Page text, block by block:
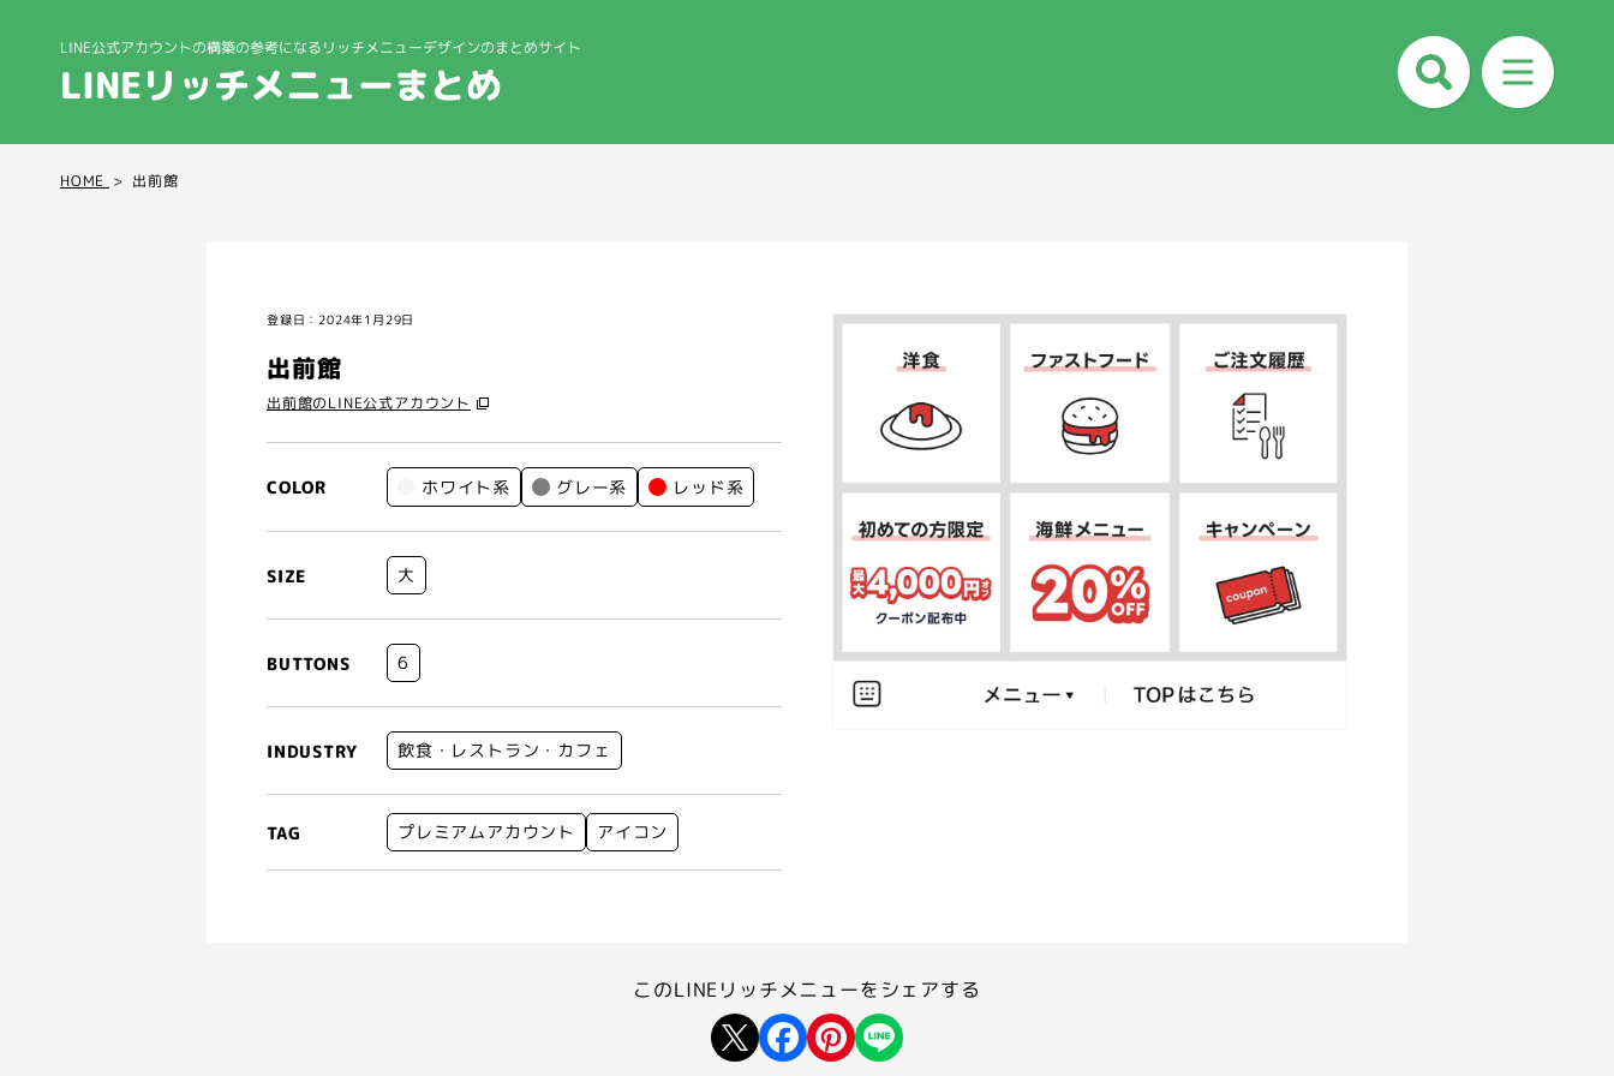
LINE公式アカウントの構築の参考になるリッチメニューデザインのまとめサイト
LINEリッチメニューまとめ
HOME 出前館
登録日：2024年1月29日
出前館
出前館のLINE公式アカウント
COLOR ホワイト系 グレー系 レッド系
SIZE 大
BUTTONS 6
INDUSTRY 飲食・レストラン・カフェ
TAG プレミアムアカウント アイコン
このLINEリッチメニューを シェアする